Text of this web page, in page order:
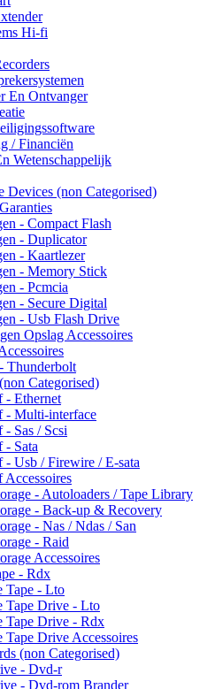
Hi-fi
En Ontvanger
/ Financiën
Wetenschappelijk
Devices (non Categorised)
- Compact Flash
- Duplicator
- Kaartlezer
- Memory Stick
- Pcmcia
- Secure Digital
- Usb Flash Drive
Opslag Accessoires
Thunderbolt
Categorised)
- Ethernet
- Multi-interface
Sas / Scsi
- Sata
- Usb / Firewire / E-sata
Accessoires
- Autoloaders / Tape Library
- Back-up & Recovery
- Nas / Ndas / San
- Raid
Accessoires
- Rdx
Tape - Lto
Tape Drive - Lto
Tape Drive - Rdx
Tape Drive Accessoires
(non Categorised)
- Dvd-r
- Dvd-rom Brander